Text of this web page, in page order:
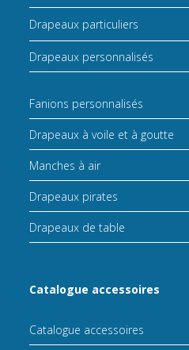
Drapeaux particuliers
Drapeaux personnalisés
Fanions personnalisés
Drapeaux à voile et à goutte
Manches à air
Drapeaux pirates
Drapeaux de table
Catalogue accessoires
Catalogue accessoires